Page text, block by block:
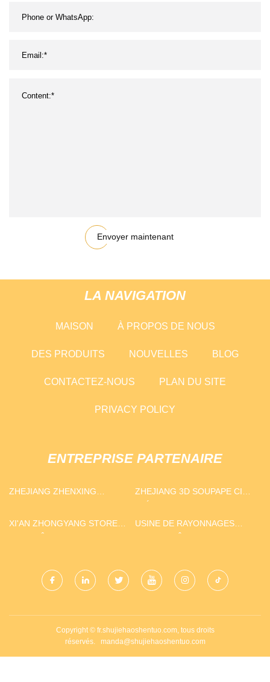
Envoyer maintenant
LA NAVIGATION
MAISON À PROPOS DE NOUS
DES PRODUITS NOUVELLES BLOG
CONTACTEZ-NOUS PLAN DU SITE
PRIVACY POLICY
ENTREPRISE PARTENAIRE
ZHEJIANG ZHENXING
CO., LTD
ZHEJIANG 3D SOUPAPE CIE,
XI'AN ZHONGYANG STORES
USINE DE RAYONNAGES
Copyright © fr.shujiehaoshentuo.com, tous droits
réservés. manda@shujiehaoshentuo.com